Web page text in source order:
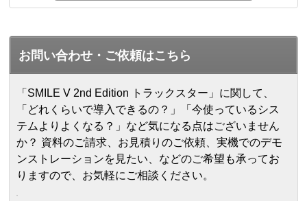
お問い合わせ・ご依頼はこちら
「SMILE V 2nd Edition トラックスター」に関して、
「どれくらいで導入できるの？」「今使っているシス
テムよりよくなる？」など気になる点はございません
か？ 資料のご請求、お見積りのご依頼、実機でのデモ
ンストレーションを見たい、などのご希望も承ってお
りますので、お気軽にご相談ください。